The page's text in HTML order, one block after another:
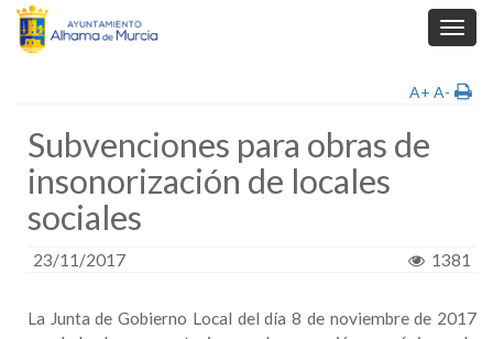
A+ A-
Subvenciones para obras de
insonorización de locales
sociales
23/11/2017 1381
La Junta de Gobierno Local del día 8 de noviembre de 2017